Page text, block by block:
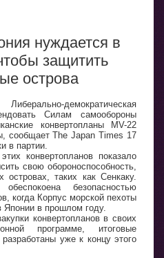
нуждается в
защитить
острова
демократическая
Силам самообороны
конвертопланы MV-22
сообщает The Japan Times 17
в партии.
конвертопланов показало
свою обороноспособность,
таких как Сенкаку.
безопасностью
когда Корпус морской пехоты
в прошлом году.
конвертопланов в своих
программе, итоговые
уже к концу этого